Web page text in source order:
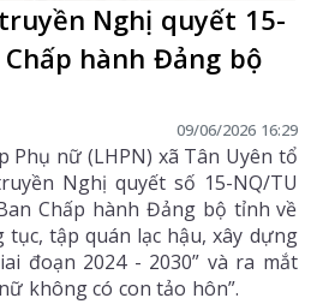
Nghị quyết 15-
hành Đảng bộ
09/06/2026 16:29
Phụ nữ (LHPN) xã Tân Uyên tổ
Nghị quyết số 15-NQ/TU
Chấp hành Đảng bộ tỉnh về
tục, tập quán lạc hậu, xây dựng
đoạn 2024 - 2030” và ra mắt
không có con tảo hôn”.